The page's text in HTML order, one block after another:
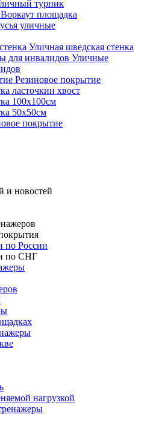
турник
Воркаут площадка
уличные
Уличная шведская стенка
Уличные
Резиновое покрытие
ласточкин хвост
100х100см
50х50см
покрытие
и новостей
по России
по СНГ
нагрузкой